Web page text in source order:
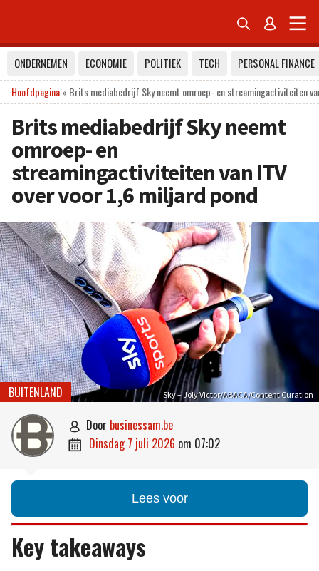
 
ONDERNEMEN ECONOMIE POLITIEK TECH
PERSONAL FINANCE
Hoofdpagina» Brits mediabedrijf Sky neemt omroep- en streamingactiviteiten
Brits mediabedrijf Sky neemt
omroep- en
streamingactiviteiten van ITV
over voor 1,6 miljard pond
Sky – Joly Victor/ABACA/Content Curation
BUITENLAND
 door businessam.be
 dinsdag 7 juli 2026 om 07:02
Lees voor
Key takeaways